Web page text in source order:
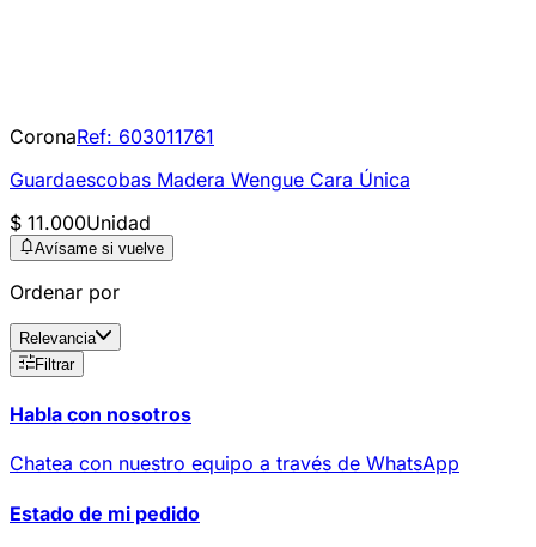
CoronaRef: 603011761
Guardaescobas Madera Wengue Cara Única
$ 11.000Unidad
Avísame si vuelve
Ordenar por
Relevancia
Filtrar
Habla con nosotros
Chatea con nuestro equipo a través de WhatsApp
Estado de mi pedido